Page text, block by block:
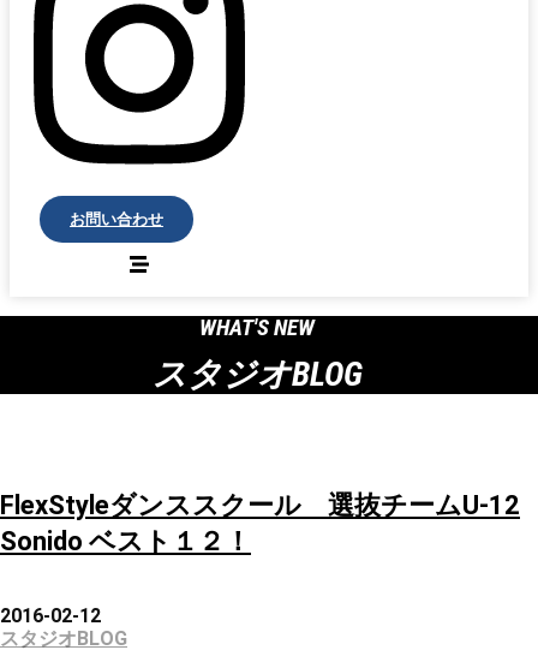
お問い合わせ
WHAT'S NEW
スタジオBLOG
FlexStyleダンススクール 選抜チームU-12
Sonido ベスト１２！
2016-02-12
スタジオBLOG